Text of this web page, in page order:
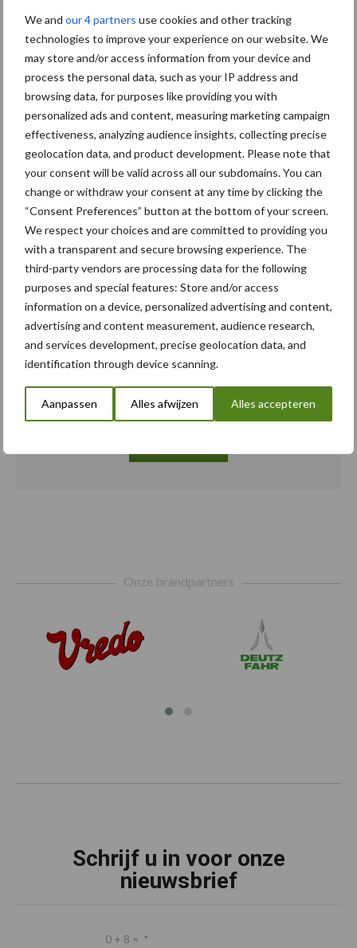
We and our 4 partners use cookies and other tracking
technologies to improve your experience on our website. We
may store and/or access information from your device and
process the personal data, such as your IP address and
browsing data, for purposes like providing you with
personalized ads and content, measuring marketing campaign
effectiveness, analyzing audience insights, collecting precise
geolocation data, and product development. Please note that
your consent will be valid across all our subdomains. You can
change or withdraw your consent at any time by clicking the
“Consent Preferences” button at the bottom of your screen.
We respect your choices and are committed to providing you
with a transparent and secure browsing experience. The
third-party vendors are processing data for the following
purposes and special features: Store and/or access
information on a device, personalized advertising and content,
advertising and content measurement, audience research,
and services development, precise geolocation data, and
identification through device scanning.
Aanpassen Alles afwijzen Alles accepteren
Toon meer
Recent nieuws Partner nieuws
6 aug
“Hoge verwachtingen van
schijven voor kouters”
5 aug
Albourgh Tyres breidt uit
naar nieuwe
marktsegmenten
5 aug
Caterpillar breidt gamma
elektrische bulldozers uit
Onze brandpartners
Schrijf u in voor onze
nieuwsbrief
0 + 8 = *